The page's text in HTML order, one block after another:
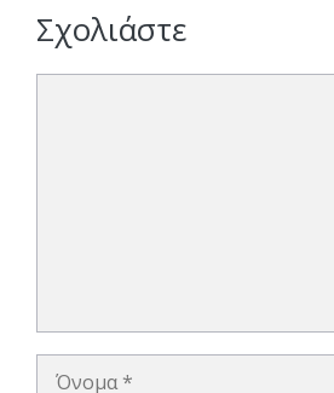
Σχολιάστε
Όνομα